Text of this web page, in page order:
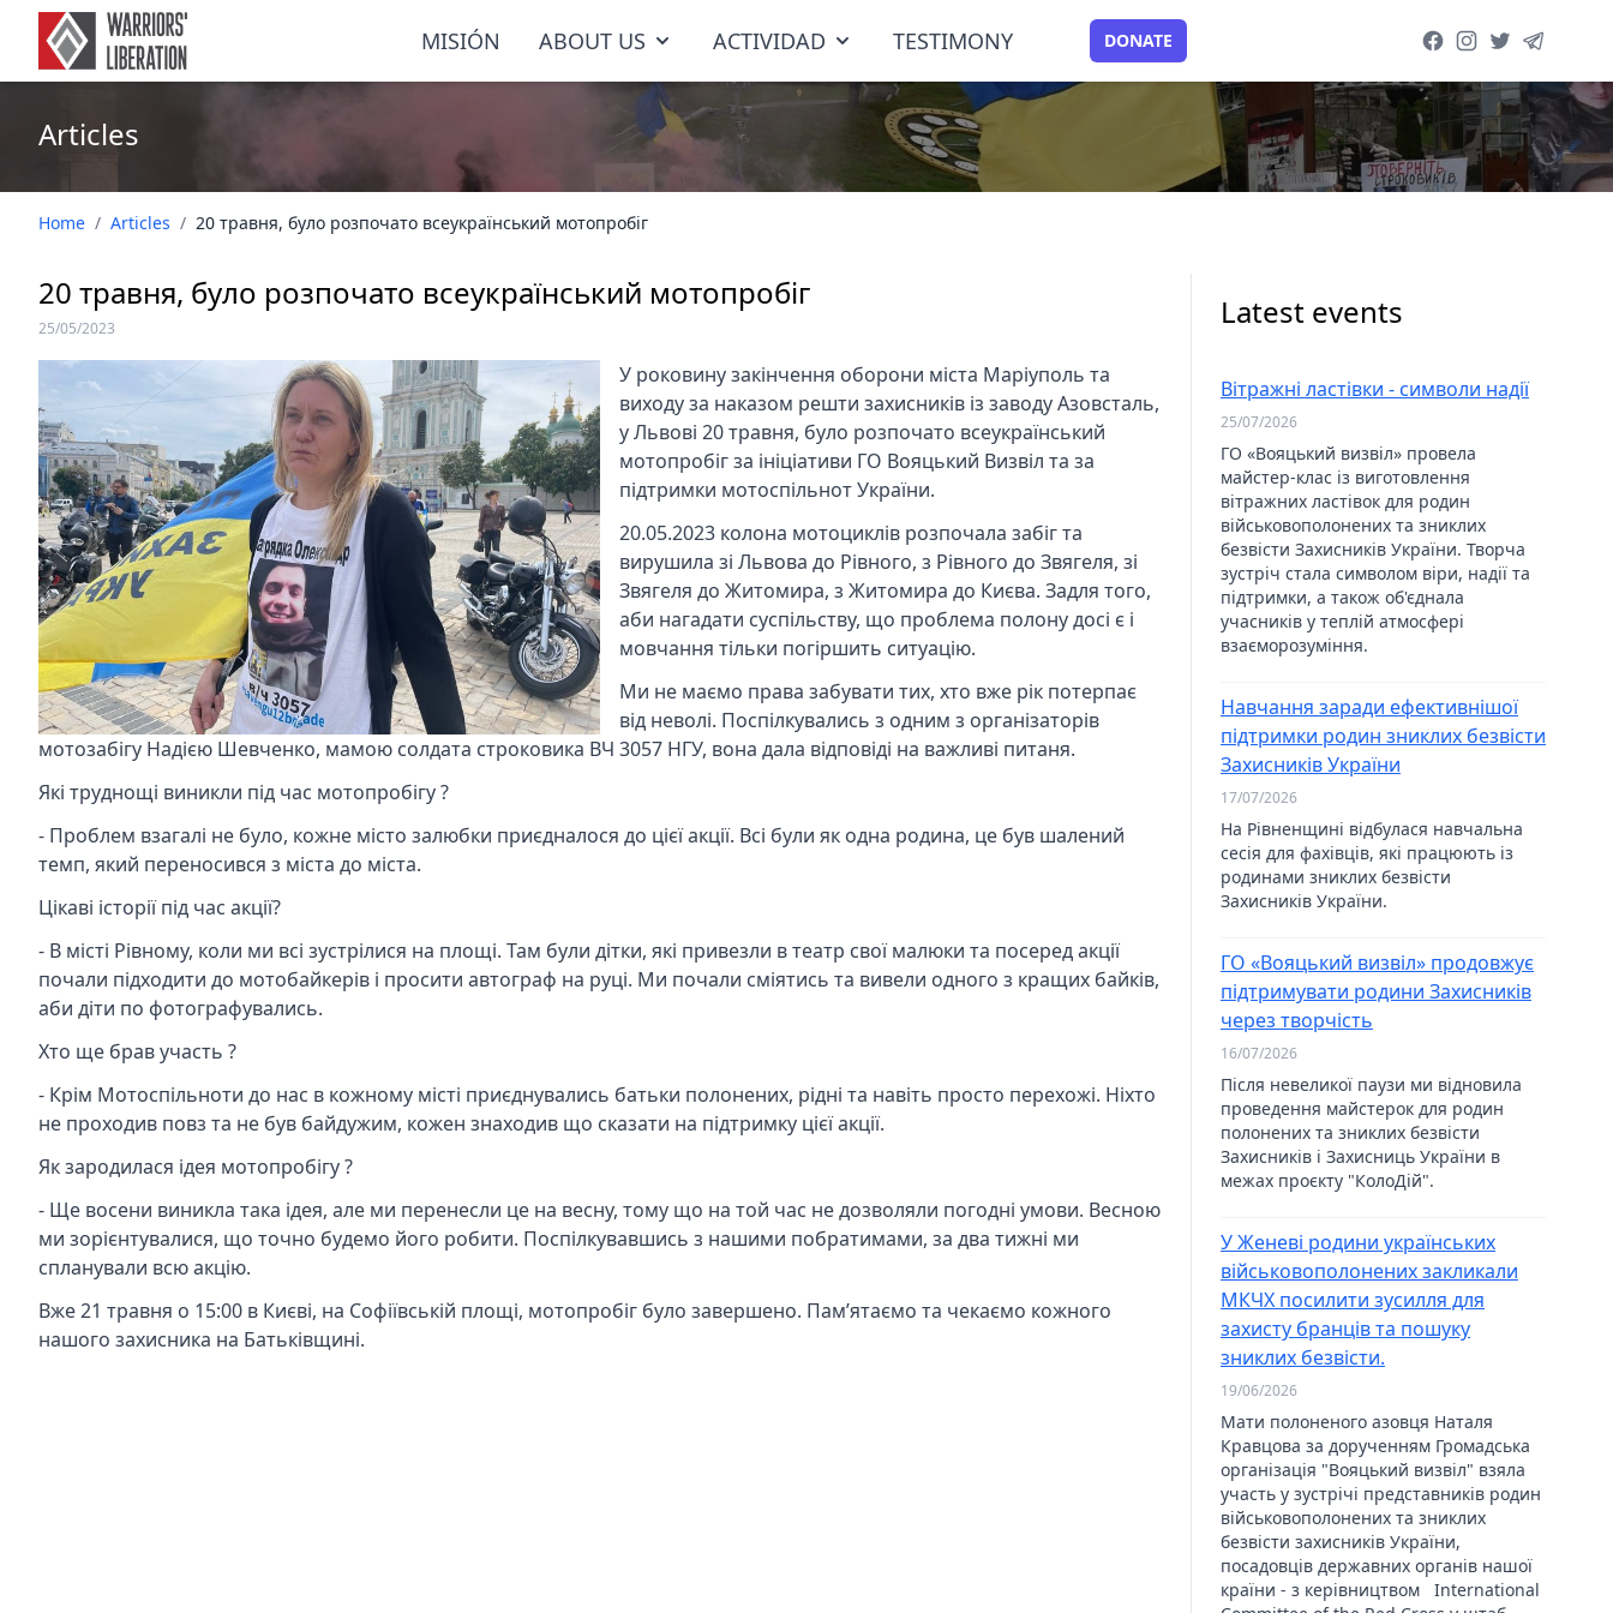
MISIÓN ABOUT US ACTIVIDAD TESTIMONY DONATE
Articles
Home / Articles / 20 травня, було розпочато всеукраїнський мотопробіг
20 травня, було розпочато всеукраїнський мотопробіг
25/05/2023
У роковину закінчення оборони міста Маріуполь та
виходу за наказом решти захисників із заводу Азовсталь,
у Львові 20 травня, було розпочато всеукраїнський
мотопробіг за ініціативи ГО Вояцький Визвіл та за
підтримки мотоспільнот України.
20.05.2023 колона мотоциклів розпочала забіг та
вирушила зі Львова до Рівного, з Рівного до Звягеля, зі
Звягеля до Житомира, з Житомира до Києва. Задля того,
аби нагадати суспільству, що проблема полону досі є і
мовчання тільки погіршить ситуацію.
Ми не маємо права забувати тих, хто вже рік потерпає
від неволі. Поспілкувались з одним з організаторів
мотозабігу Надією Шевченко, мамою солдата строковика ВЧ 3057 НГУ, вона дала відповіді на важливі питаня.
Які труднощі виникли під час мотопробігу ?
- Проблем взагалі не було, кожне місто залюбки приєдналося до цієї акції. Всі були як одна родина, це був шалений
темп, який переносився з міста до міста.
Цікаві історії під час акції?
- В місті Рівному, коли ми всі зустрілися на площі. Там були дітки, які привезли в театр свої малюки та посеред акції
почали підходити до мотобайкерів і просити автограф на руці. Ми почали сміятись та вивели одного з кращих байків,
аби діти по фотографувались.
Хто ще брав участь ?
- Крім Мотоспільноти до нас в кожному місті приєднувались батьки полонених, рідні та навіть просто перехожі. Ніхто
не проходив повз та не був байдужим, кожен знаходив що сказати на підтримку цієї акції.
Як зародилася ідея мотопробігу ?
- Ще восени виникла така ідея, але ми перенесли це на весну, тому що на той час не дозволяли погодні умови. Весною
ми зорієнтувалися, що точно будемо його робити. Поспілкувавшись з нашими побратимами, за два тижні ми
спланували всю акцію.
Вже 21 травня о 15:00 в Києві, на Софіївській площі, мотопробіг було завершено. Пам’ятаємо та чекаємо кожного
нашого захисника на Батьківщині.
Latest events
Вітражні ластівки - символи надії
25/07/2026
ГО «Вояцький визвіл» провела
майстер-клас із виготовлення
вітражних ластівок для родин
військовополонених та зниклих
безвісти Захисників України. Творча
зустріч стала символом віри, надії та
підтримки, а також об'єднала
учасників у теплій атмосфері
взаєморозуміння.
Навчання заради ефективнішої
підтримки родин зниклих безвісти
Захисників України
17/07/2026
На Рівненщині відбулася навчальна
сесія для фахівців, які працюють із
родинами зниклих безвісти
Захисників України.
ГО «Вояцький визвіл» продовжує
підтримувати родини Захисників
через творчість
16/07/2026
Після невеликої паузи ми відновила
проведення майстерок для родин
полонених та зниклих безвісти
Захисників і Захисниць України в
межах проєкту "КолоДій".
У Женеві родини українських
військовополонених закликали
МКЧХ посилити зусилля для
захисту бранців та пошуку
зниклих безвісти.
19/06/2026
Мати полоненого азовця Наталя
Кравцова за дорученням Громадська
організація "Вояцький визвіл" взяла
участь у зустрічі представників родин
військовополонених та зниклих
безвісти захисників України,
посадовців державних органів нашої
країни - з керівництвом International